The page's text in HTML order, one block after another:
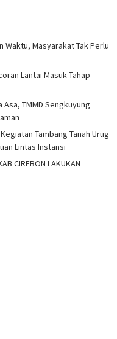
Waktu, Masyarakat Tak Perlu
Lantai Masuk Tahap
TMMD Sengkuyung
Tambang Tanah Urug
Lintas Instansi
CIREBON LAKUKAN